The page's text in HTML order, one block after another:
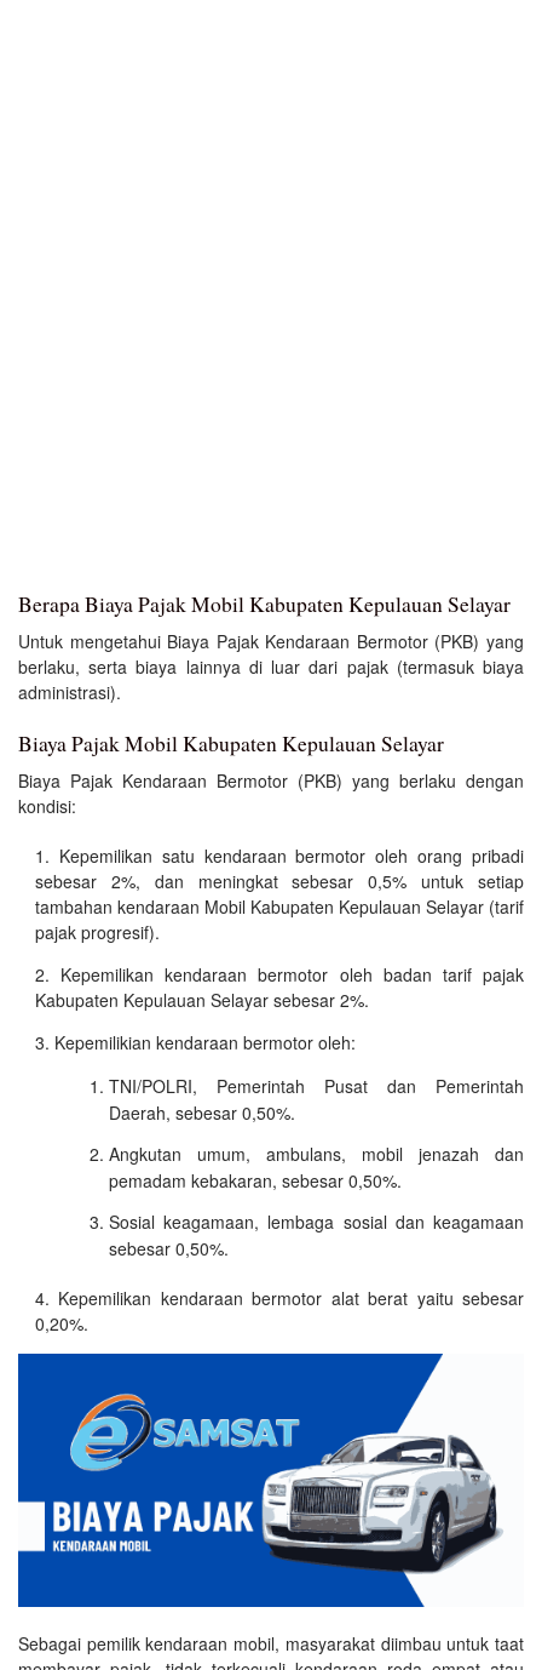
Berapa Biaya Pajak Mobil Kabupaten Kepulauan Selayar
Untuk mengetahui Biaya Pajak Kendaraan Bermotor (PKB) yang
berlaku, serta biaya lainnya di luar dari pajak (termasuk biaya
administrasi).
Biaya Pajak Mobil Kabupaten Kepulauan Selayar
Biaya Pajak Kendaraan Bermotor (PKB) yang berlaku dengan
kondisi:
Kepemilikan satu kendaraan bermotor oleh orang pribadi
sebesar 2%, dan meningkat sebesar 0,5% untuk setiap
tambahan kendaraan Mobil Kabupaten Kepulauan Selayar (tarif
pajak progresif).
Kepemilikan kendaraan bermotor oleh badan tarif pajak
Kabupaten Kepulauan Selayar sebesar 2%.
Kepemilikian kendaraan bermotor oleh:
TNI/POLRI, Pemerintah Pusat dan Pemerintah
Daerah, sebesar 0,50%.
Angkutan umum, ambulans, mobil jenazah dan
pemadam kebakaran, sebesar 0,50%.
Sosial keagamaan, lembaga sosial dan keagamaan
sebesar 0,50%.
Kepemilikan kendaraan bermotor alat berat yaitu sebesar
0,20%.
Sebagai pemilik kendaraan mobil, masyarakat diimbau untuk taat